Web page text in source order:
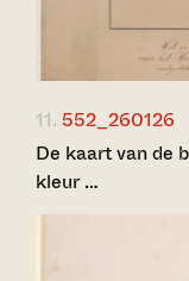
11. 552_260126
De kaart van de
kleur …